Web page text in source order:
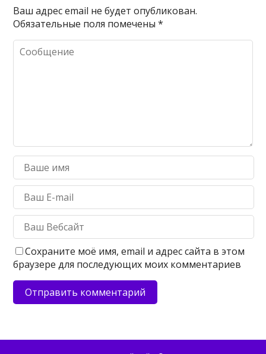
Ваш адрес email не будет опубликован.
Обязательные поля помечены*
Сохраните моё имя, email и адрес сайта в этом
браузере для последующих моих комментариев